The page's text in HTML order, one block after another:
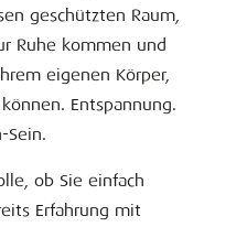
geschützten Raum,
Ruhe kommen und
eigenen Körper,
Entspannung.
Sein.
ob Sie einfach
Erfahrung mit